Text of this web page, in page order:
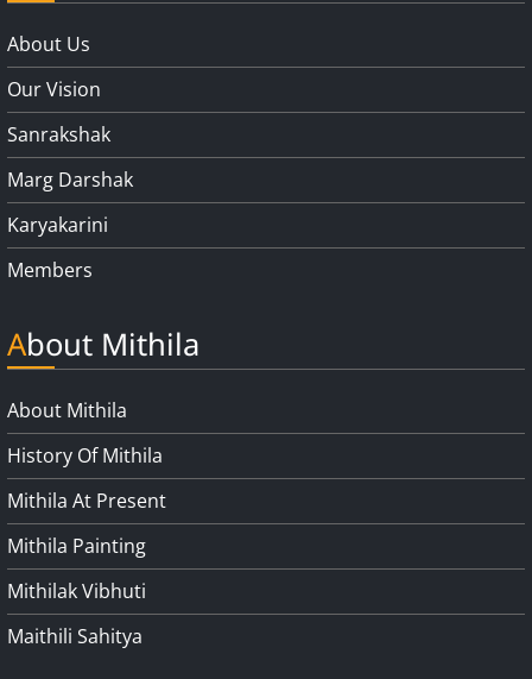
About Us
Our Vision
Sanrakshak
Marg Darshak
Karyakarini
Members
About Mithila
About Mithila
History Of Mithila
Mithila At Present
Mithila Painting
Mithilak Vibhuti
Maithili Sahitya